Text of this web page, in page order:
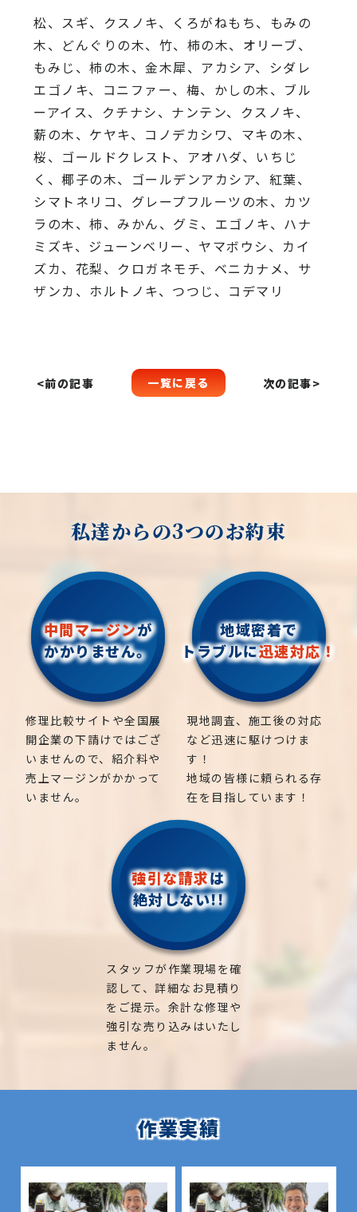
松、スギ、クスノキ、くろがねもち、もみの
木、どんぐりの木、竹、柿の木、オリーブ、
もみじ、柿の木、金木犀、アカシア、シダレ
エゴノキ、コニファー、梅、かしの木、ブル
ーアイス、クチナシ、ナンテン、クスノキ、
薪の木、ケヤキ、コノデカシワ、マキの木、
桜、ゴールドクレスト、アオハダ、いちじ
く、椰子の木、ゴールデンアカシア、紅葉、
シマトネリコ、グレープフルーツの木、カツ
ラの木、柿、みかん、グミ、エゴノキ、ハナ
ミズキ、ジューンベリー、ヤマボウシ、カイ
ズカ、花梨、クロガネモチ、ベニカナメ、サ
ザンカ、ホルトノキ、つつじ、コデマリ
<前の記事 一覧に戻る 次の記事>
私達からの3つのお約束
中間マージンが
かかりません。
修理比較サイトや全国展
開企業の下請けではござ
いませんので、紹介料や
売上マージンがかかって
いません。
地域密着で
トラブルに迅速対応！
現地調査、施工後の対応
など迅速に駆けつけま
す！
地域の皆様に頼られる存
在を目指しています！
強引な請求は
絶対しない!!
スタッフが作業現場を確
認して、詳細なお見積り
をご提示。余計な修理や
強引な売り込みはいたし
ません。
作業実績